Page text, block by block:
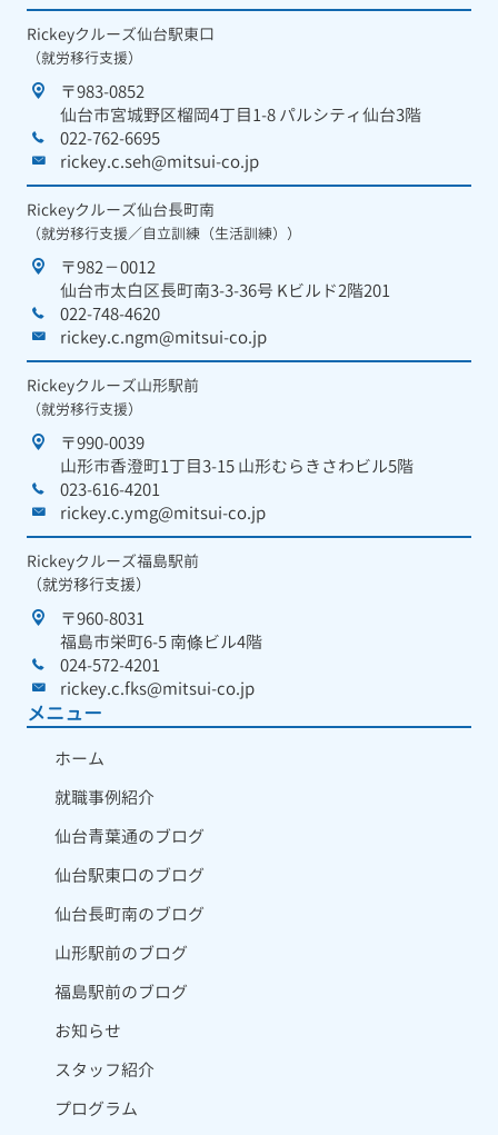
Rickeyクルーズ仙台駅東口
（就労移行支援）
〒983-0852
仙台市宮城野区榴岡4丁目1-8 パルシティ仙台3階
022-762-6695
rickey.c.seh@mitsui-co.jp
Rickeyクルーズ仙台長町南
（就労移行支援／自立訓練（生活訓練））
〒982－0012
仙台市太白区長町南3-3-36号 Kビルド2階201
022-748-4620
rickey.c.ngm@mitsui-co.jp
Rickeyクルーズ山形駅前
（就労移行支援）
〒990-0039
山形市香澄町1丁目3-15 山形むらきさわビル5階
023-616-4201
rickey.c.ymg@mitsui-co.jp
Rickeyクルーズ福島駅前
（就労移行支援）
〒960-8031
福島市栄町6-5 南條ビル4階
024-572-4201
rickey.c.fks@mitsui-co.jp
メニュー
ホーム
就職事例紹介
仙台青葉通のブログ
仙台駅東口のブログ
仙台長町南のブログ
山形駅前のブログ
福島駅前のブログ
お知らせ
スタッフ紹介
プログラム